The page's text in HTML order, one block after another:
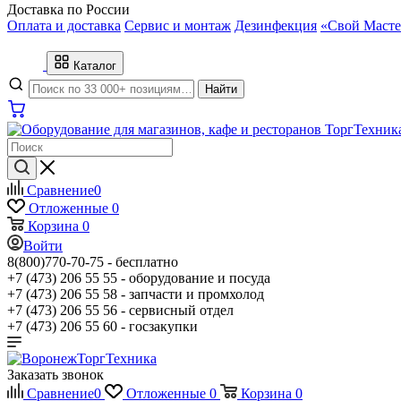
Доставка по России
Оплата и доставка Сервис и монтаж Дезинфекция «Свой
Каталог
Найти
Сравнение0
Отложенные 0
Корзина 0
Войти
8(800)770-70-75 - бесплатно
+7 (473) 206 55 55 - оборудование и посуда
+7 (473) 206 55 58 - запчасти и промхолод
+7 (473) 206 55 56 - сервисный отдел
+7 (473) 206 55 60 - госзакупки
Заказать звонок
Сравнение0 Отложенные 0 Корзина 0